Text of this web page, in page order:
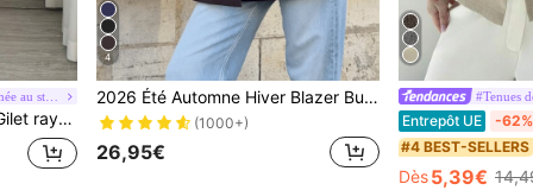
#Dynamisez votre journée au style power mom
décontracté pour femme
4
2026 Été Automne Hiver Blazer Business Formel Marron pour Femmes Mode Élégant Mariage Remise des Diplômes Fête Décontracté Fin Couleur Unie Double Boutonnage Automne
(1000+)
26,95€
#Tenues
Entrepôt UE -62%
#4 BEST-SELLERS
Dès 5,39€